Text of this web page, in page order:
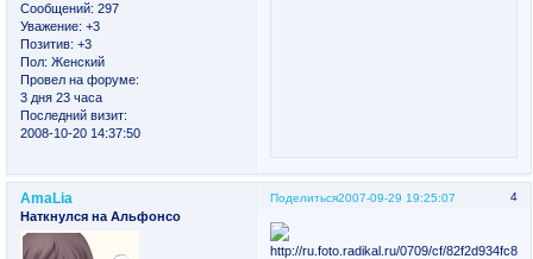
Сообщений: 297
Уважение: +3
Позитив: +3
Пол: Женский
Провел на форуме:
3 дня 23 часа
Последний визит:
2008-10-20 14:37:50
Поделиться 4
2007-09-29 19:25:07
AmaLia
Наткнулся на Альфонсо